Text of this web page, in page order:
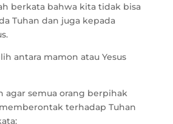
berkata bahwa kita tidak bisa
Tuhan dan juga kepada
antara mamon atau Yesus
agar semua orang berpihak
terhadap Tuhan